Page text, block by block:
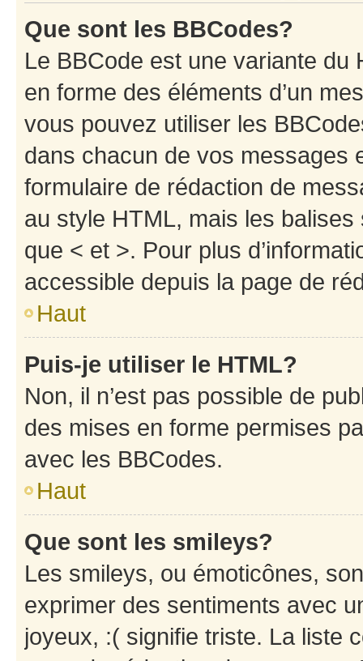
Que sont les BBCodes?
Le BBCode est une variante du
en forme des éléments d’un
vous pouvez utiliser les
dans chacun de vos messages
formulaire de rédaction de
au style HTML, mais les
que < et >. Pour plus
accessible depuis la page de
Haut
Puis-je utiliser le HTML?
Non, il n’est pas possible de
des mises en forme permises
avec les BBCodes.
Haut
Que sont les smileys?
Les smileys, ou émoticônes,
exprimer des sentiments avec
joyeux, :( signifie triste. La liste